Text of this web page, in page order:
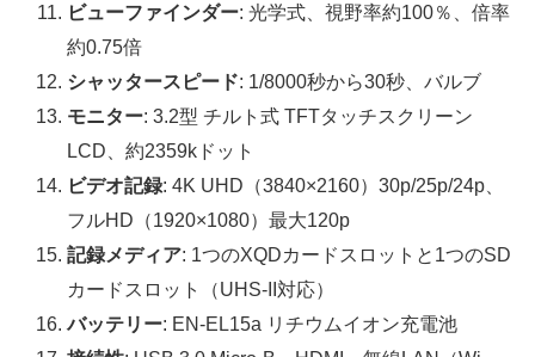
ビューファインダー: 光学式、視野率約100％、倍率
約0.75倍
シャッタースピード: 1/8000秒から30秒、バルブ
モニター: 3.2型 チルト式 TFTタッチスクリーン
LCD、約2359kドット
ビデオ記録: 4K UHD（3840×2160）30p/25p/24p、
フルHD（1920×1080）最大120p
記録メディア: 1つのXQDカードスロットと1つのSD
カードスロット（UHS-II対応）
バッテリー: EN-EL15a リチウムイオン充電池